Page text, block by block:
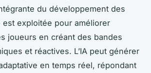
du développement des
est exploitée pour améliorer
joueurs en créant des bandes
et réactives. L’IA peut générer
en temps réel, répondant